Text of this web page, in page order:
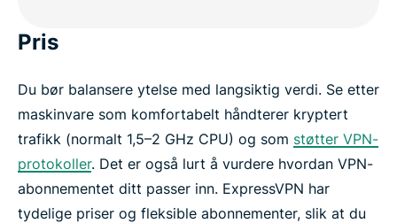
Pris
Du bør balansere ytelse med langsiktig verdi. Se etter
maskinvare som komfortabelt håndterer kryptert
trafikk (normalt 1,5–2 GHz CPU) og som støtter VPN-
protokoller. Det er også lurt å vurdere hvordan VPN-
abonnementet ditt passer inn. ExpressVPN har
tydelige priser og fleksible abonnementer, slik at du